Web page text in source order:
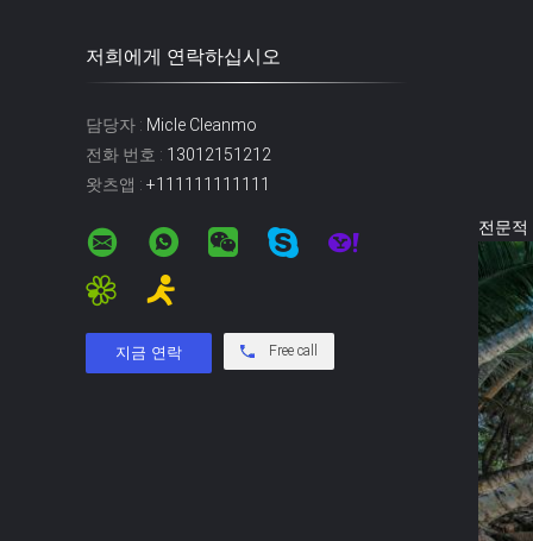
저희에게 연락하십시오
담당자 : Micle Cleanmo
전화 번호 : 13012151212
왓츠앱 : +111111111111
Free call
전문